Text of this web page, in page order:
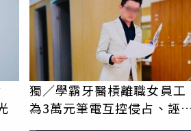
獨／學霸牙醫槓離職女員工
為3萬元筆電互控侵占、誣